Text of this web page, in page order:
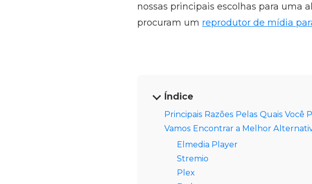
nossas principais escolhas para uma
procuram um reprodutor de mídia
Índice
Principais Razões Pelas Quais Você
Vamos Encontrar a Melhor
Elmedia Player
Stremio
Plex